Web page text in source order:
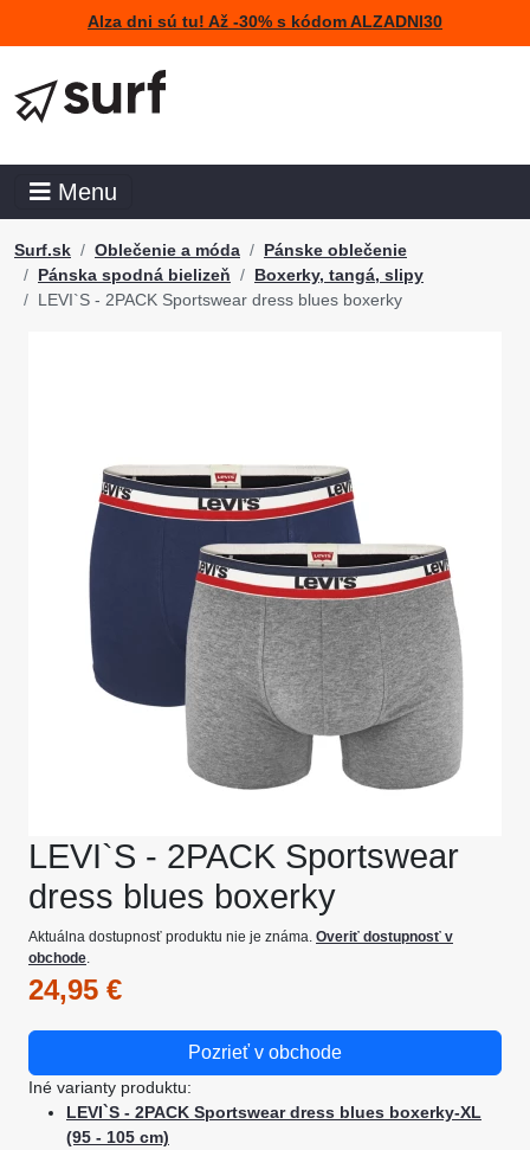
Alza dni sú tu! Až -30% s kódom ALZADNI30
Menu
Surf.sk Oblečenie a móda
Pánske oblečenie
Pánska spodná bielizeň
Boxerky, tangá, slipy
LEVI`S - 2PACK Sportswear dress blues boxerky
LEVI`S - 2PACK Sportswear
dress blues boxerky
Aktuálna dostupnosť produktu nie je známa. Overiť dostupnosť v
obchode.
24,95 €
Pozrieť v obchode
Iné varianty produktu:
LEVI`S - 2PACK Sportswear dress blues boxerky-XL
(95 - 105 cm)